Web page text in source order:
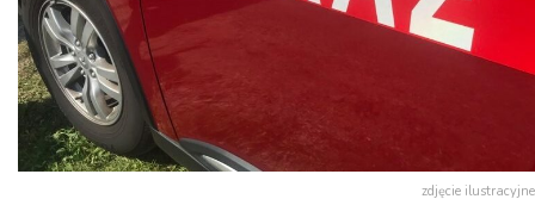
zdjęcie ilustracyjne